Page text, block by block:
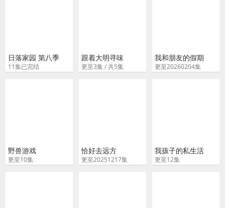
日落家园 第八季
11集已完结
跟着大明寻味
更至3集 / 共5集
我和朋友的假期
更至20260204集
野兽游戏
更至10集
恰好去远方
更至20251217集
我孩子的私生活
更至12集